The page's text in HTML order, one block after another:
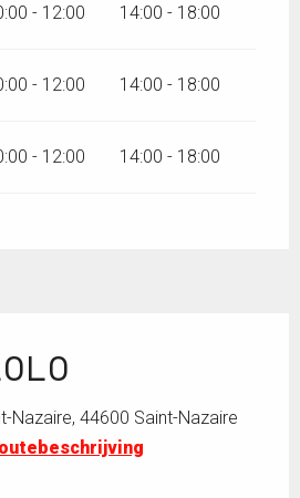
- 12:00 14:00 - 18:00
- 12:00 14:00 - 18:00
- 12:00 14:00 - 18:00
Nazaire, 44600 Saint-Nazaire